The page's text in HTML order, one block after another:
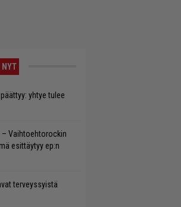
NYT
yhtye tulee
– Vaihtoehtorockin
esittäytyy ep:n
terveyssyistä